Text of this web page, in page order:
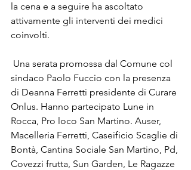
la cena e a seguire ha ascoltato
attivamente gli interventi dei medici
coinvolti.
sindaco Paolo Fuccio con la presenza
di Deanna Ferretti presidente di Curare
Onlus. Hanno partecipato Lune in
Rocca, Pro loco San Martino. Auser,
Macelleria Ferretti, Caseificio Scaglie di
Bontà, Cantina Sociale San Martino, Pd,
Covezzi frutta, Sun Garden, Le Ragazze